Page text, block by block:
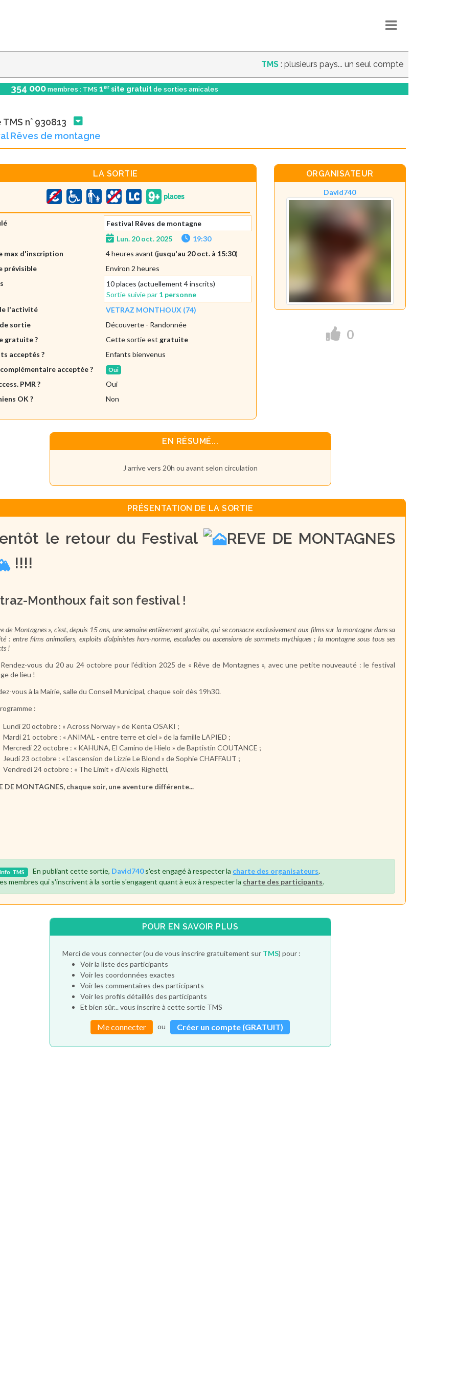
TMS : plusieurs pays... un seul compte
354 000 membres : TMS 1er site gratuit de sorties amicales
n° 930813
Rêves de montagne
LA SORTIE
Festival Rêves de montagne
Lun. 20 oct. 2025
19:30
max d'inscription
4 heures avant (jusqu'au 20 oct. à 15:30)
prévisible
Environ 2 heures
10 places (actuellement 4 inscrits)
Sortie suivie par 1 personne
l'activité
VETRAZ MONTHOUX (74)
sortie
Découverte - Randonnée
gratuite ?
Cette sortie est gratuite
acceptés ?
Enfants bienvenus
acceptée ?
Oui
PMR ?
Oui
OK ?
Non
ORGANISATEUR
David740
0
EN RÉSUMÉ...
J arrive vers 20h ou avant selon circulation
PRÉSENTATION DE LA SORTIE
le retour du Festival
REVE DE MONTAGNES
!!!!
Monthoux fait son festival !
de Montagnes », c'est, depuis 15 ans, une semaine entièrement gratuite, qui se consacre exclusivement aux films sur la montagne dans sa
: entre films animaliers, exploits d'alpinistes hors-norme, escalades ou ascensions de sommets mythiques ; la montagne sous tous ses
!
Rendez-vous du 20 au 24 octobre pour l’édition 2025 de « Rêve de Montagnes », avec une petite nouveauté : le festival
de lieu !
vous à la Mairie, salle du Conseil Municipal, chaque soir dès 19h30.
:
Lundi 20 octobre : « Across Norway » de Kenta OSAKI ;
Mardi 21 octobre : « ANIMAL - entre terre et ciel » de la famille LAPIED ;
Mercredi 22 octobre : « KAHUNA, El Camino de Hielo » de Baptistin COUTANCE ;
Jeudi 23 octobre : « L'ascension de Lizzie Le Blond » de Sophie CHAFFAUT ;
Vendredi 24 octobre : « The Limit » d'Alexis Righetti,
DE MONTAGNES, chaque soir, une aventure différente...
Info TMS En publiant cette sortie, David740s'est engagé à respecter la charte des organisateurs.
membres qui s'inscrivent à la sortie s'engagent quant à eux à respecter la charte des participants.
POUR EN SAVOIR PLUS
Merci de vous connecter (ou de vous inscrire gratuitement sur TMS) pour :
Voir la liste des participants
Voir les coordonnées exactes
Voir les commentaires des participants
Voir les profils détaillés des participants
Et bien sûr... vous inscrire à cette sortie TMS
Me connecter ou Créer un compte (GRATUIT)